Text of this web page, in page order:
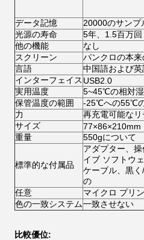
データ記憶
20000のサンプ
光源の寿命
5年、1.5百万回
他の機能
なし
スクリーン
パンクロの本
言語
中国語および英
インターフェイス USB2.0
実用温度
5~45℃の相対湿
保管温度の範囲
-25℃への55℃の
力
再充電可能な
サイズ
77×86×210mm
重量
550gについて
標準的な付属品
アダプター、
イブ ソフトウ
ケーブル、黒
の
任意
マイクロ プリ
色の一致システム一致させない
比較優位: